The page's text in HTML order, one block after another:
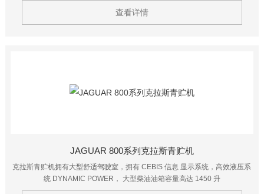
查看详情
JAGUAR 800系列克拉斯青贮机
克拉斯青贮机拥有大型舒适驾驶室，拥有 CEBIS 信息 显示系统，高效液压系
统 DYNAMIC POWER， 大型柴油油箱容量高达 1450 升